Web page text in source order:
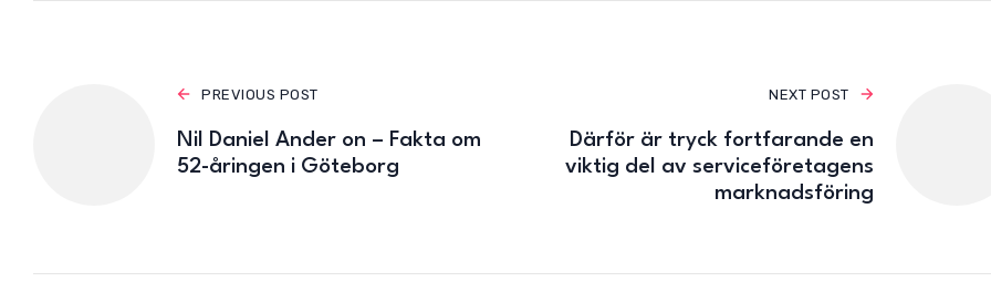
PREVIOUS POST
Nil Daniel Ander on – Fakta om
52-åringen i Göteborg
NEXT POST
Därför är tryck fortfarande en
viktig del av serviceföretagens
marknadsföring